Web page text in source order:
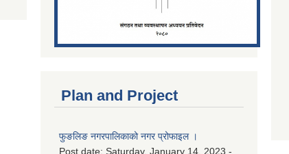
Plan and Project
फुङलिङ नगरपालिकाको नगर प्रोफाइल ।
Post date: Saturday, January 14, 2023 -